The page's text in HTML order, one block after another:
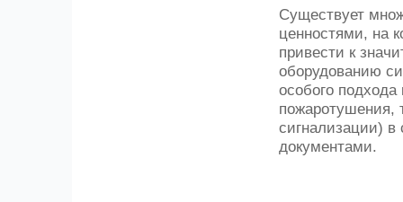
Существует
ценностями, на
привести к
оборудованию
особого
пожаротушения,
сигнализации)
документами.